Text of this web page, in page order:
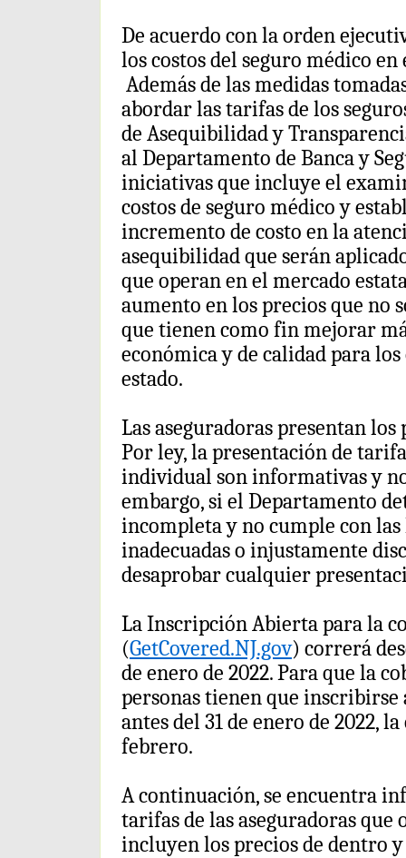
De acuerdo con la orden
los costos del seguro médico
Además de las medidas
abordar las tarifas de los
de Asequibilidad y
al Departamento de Banca y
iniciativas que incluye el
costos de seguro médico y
incremento de costo en la
asequibilidad que serán
que operan en el mercado
aumento en los precios que no
que tienen como fin mejorar
económica y de calidad para
estado.
Las aseguradoras presentan
Por ley, la presentación de
individual son informativas y
embargo, si el Departamento
incompleta y no cumple con
inadecuadas o injustamente
desaprobar cualquier
La Inscripción Abierta para la
(GetCovered.NJ.gov) correrá
de enero de 2022. Para que la
personas tienen que inscribirse
antes del 31 de enero de 2022,
febrero.
A continuación, se encuentra
tarifas de las aseguradoras
incluyen los precios de dentro